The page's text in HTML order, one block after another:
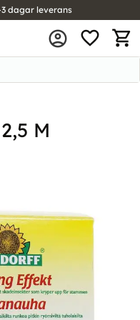
3 dagar leverans
M